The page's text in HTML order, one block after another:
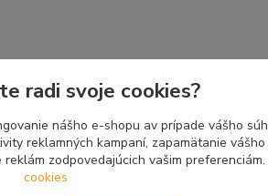
radi svoje cookies?
nášho e-shopu av prípade vášho
reklamných kampaní, zapamätanie
zodpovedajúcich vašim preferenciám.
cookies